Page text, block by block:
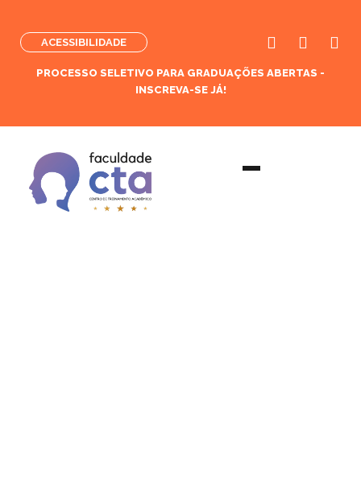
ACESSIBILIDADE
PROCESSO SELETIVO PARA GRADUAÇÕES ABERTAS -
INSCREVA-SE JÁ!